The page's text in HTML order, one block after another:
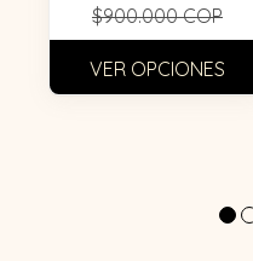
$900.000 COP
VER OPCIONES